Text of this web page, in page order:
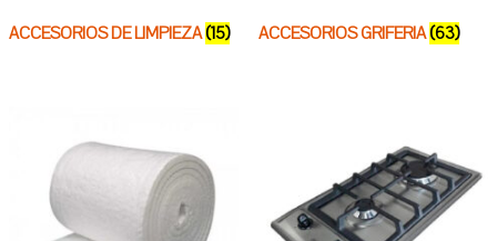
ACCESORIOS DE LIMPIEZA(15) ACCESORIOS GRIFERIA(63)